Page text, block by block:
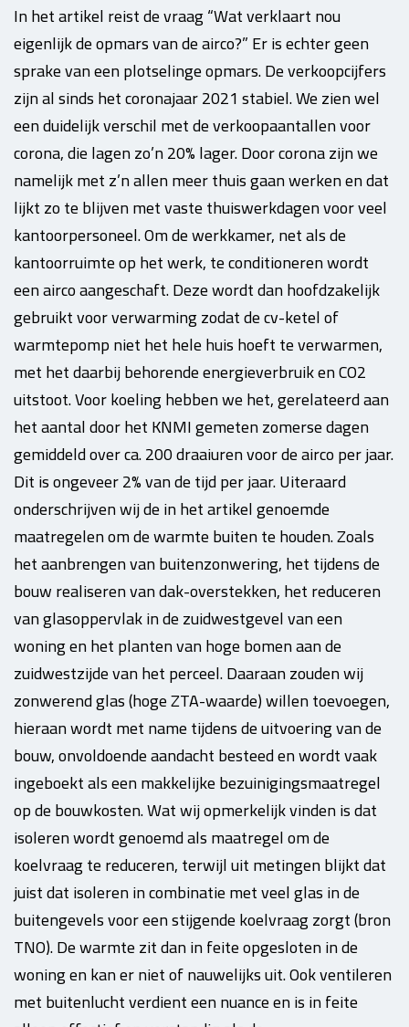
In het artikel reist de vraag “Wat verklaart nou
eigenlijk de opmars van de airco?” Er is echter geen
sprake van een plotselinge opmars. De verkoopcijfers
zijn al sinds het coronajaar 2021 stabiel. We zien wel
een duidelijk verschil met de verkoopaantallen voor
corona, die lagen zo’n 20% lager. Door corona zijn we
namelijk met z’n allen meer thuis gaan werken en dat
lijkt zo te blijven met vaste thuiswerkdagen voor veel
kantoorpersoneel. Om de werkkamer, net als de
kantoorruimte op het werk, te conditioneren wordt
een airco aangeschaft. Deze wordt dan hoofdzakelijk
gebruikt voor verwarming zodat de cv-ketel of
warmtepomp niet het hele huis hoeft te verwarmen,
met het daarbij behorende energieverbruik en CO2
uitstoot. Voor koeling hebben we het, gerelateerd aan
het aantal door het KNMI gemeten zomerse dagen
gemiddeld over ca. 200 draaiuren voor de airco per jaar.
Dit is ongeveer 2% van de tijd per jaar. Uiteraard
onderschrijven wij de in het artikel genoemde
maatregelen om de warmte buiten te houden. Zoals
het aanbrengen van buitenzonwering, het tijdens de
bouw realiseren van dak-overstekken, het reduceren
van glasoppervlak in de zuidwestgevel van een
woning en het planten van hoge bomen aan de
zuidwestzijde van het perceel. Daaraan zouden wij
zonwerend glas (hoge ZTA-waarde) willen toevoegen,
hieraan wordt met name tijdens de uitvoering van de
bouw, onvoldoende aandacht besteed en wordt vaak
ingeboekt als een makkelijke bezuinigingsmaatregel
op de bouwkosten. Wat wij opmerkelijk vinden is dat
isoleren wordt genoemd als maatregel om de
koelvraag te reduceren, terwijl uit metingen blijkt dat
juist dat isoleren in combinatie met veel glas in de
buitengevels voor een stijgende koelvraag zorgt (bron
TNO). De warmte zit dan in feite opgesloten in de
woning en kan er niet of nauwelijks uit. Ook ventileren
met buitenlucht verdient een nuance en is in feite